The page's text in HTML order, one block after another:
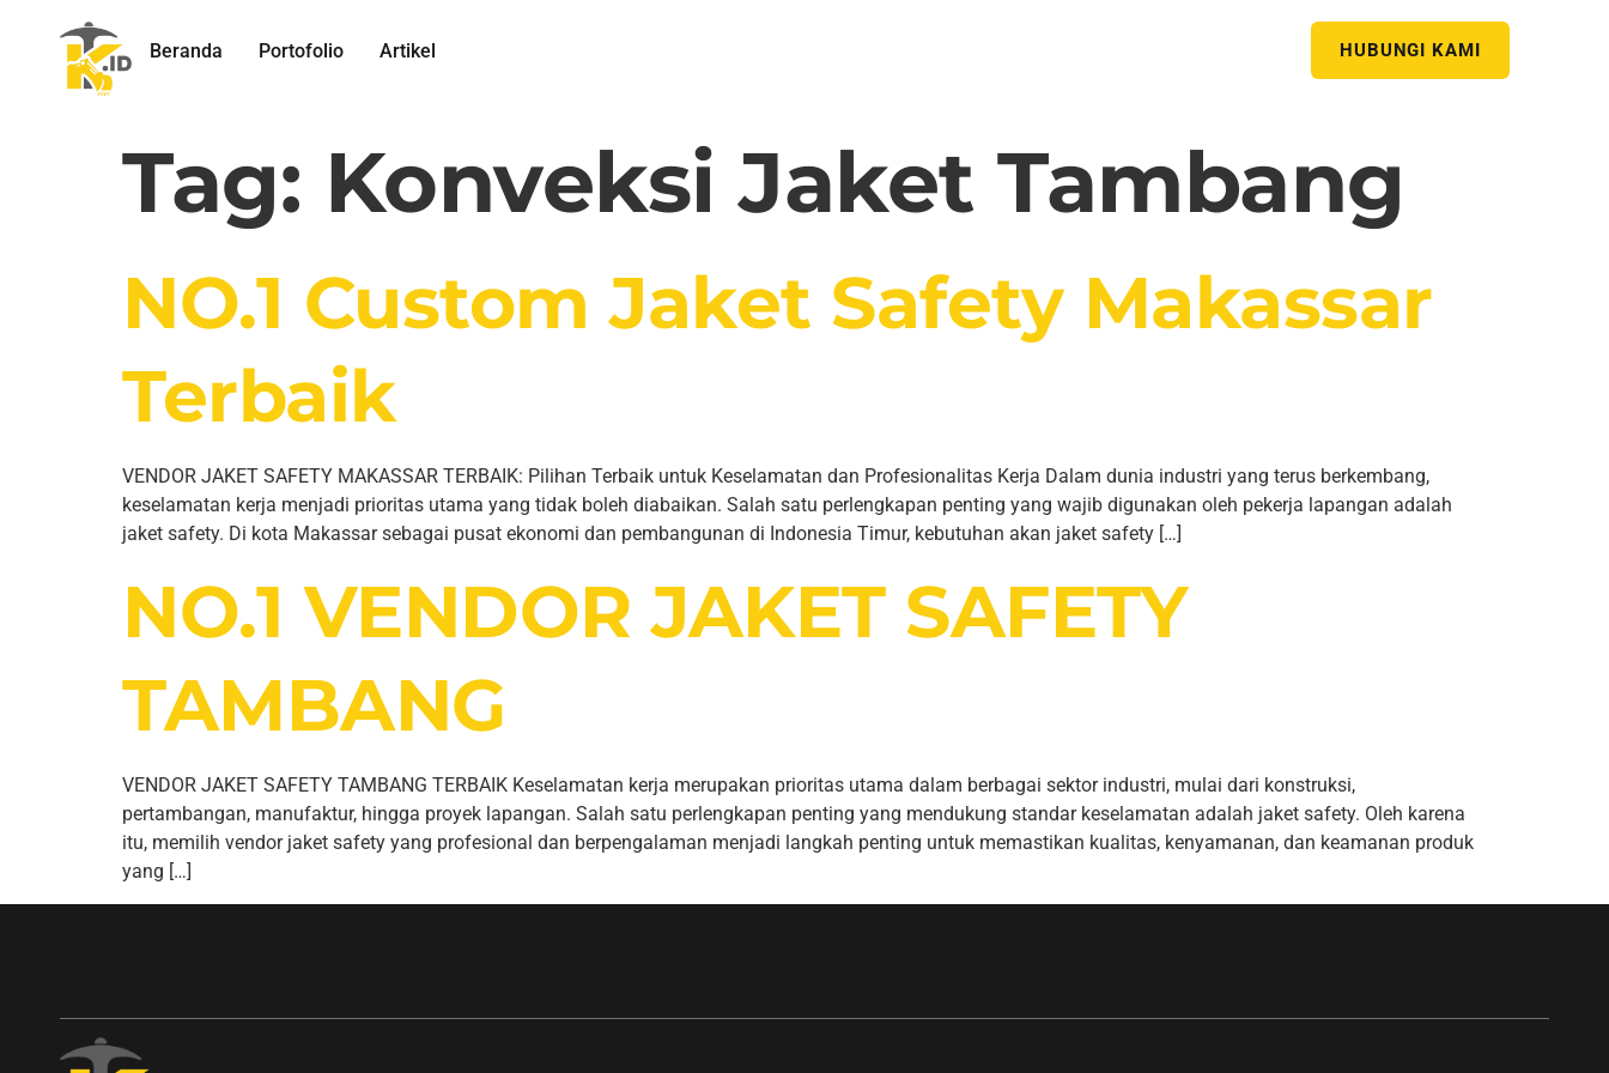
Beranda Portofolio Artikel HUBUNGI KAMI
Tag: Konveksi Jaket Tambang
NO.1 Custom Jaket Safety Makassar
Terbaik
VENDOR JAKET SAFETY MAKASSAR TERBAIK: Pilihan Terbaik untuk Keselamatan dan Profesionalitas Kerja Dalam dunia industri yang terus berkembang,
keselamatan kerja menjadi prioritas utama yang tidak boleh diabaikan. Salah satu perlengkapan penting yang wajib digunakan oleh pekerja lapangan adalah
jaket safety. Di kota Makassar sebagai pusat ekonomi dan pembangunan di Indonesia Timur, kebutuhan akan jaket safety […]
NO.1 VENDOR JAKET SAFETY
TAMBANG
VENDOR JAKET SAFETY TAMBANG TERBAIK Keselamatan kerja merupakan prioritas utama dalam berbagai sektor industri, mulai dari konstruksi,
pertambangan, manufaktur, hingga proyek lapangan. Salah satu perlengkapan penting yang mendukung standar keselamatan adalah jaket safety. Oleh karena
itu, memilih vendor jaket safety yang profesional dan berpengalaman menjadi langkah penting untuk memastikan kualitas, kenyamanan, dan keamanan produk
yang […]